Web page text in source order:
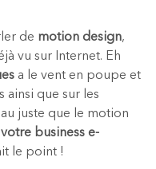
de motion design,
vu sur Internet. Eh
a le vent en poupe et
ainsi que sur les
juste que le motion
business e-
le point !